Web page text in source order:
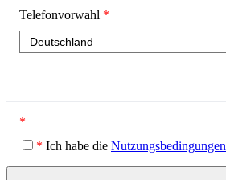
Telefonvorwahl *
*
* Ich habe die Nutzungsbedingungen